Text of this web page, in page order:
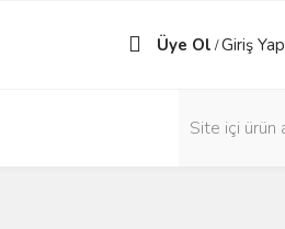
Üye Ol /Giriş Yap